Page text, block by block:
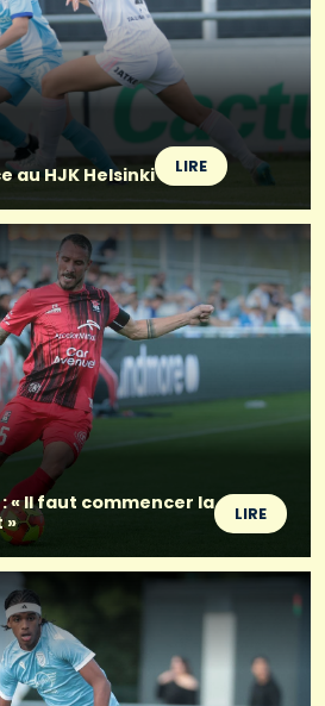
au HJK Helsinki
LIRE
« Il faut commencer la
»
LIRE